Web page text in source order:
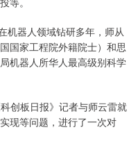
器人领域钻研多年，师从
国家工程院外籍院士）和思
机器人所华人最高级别科学
创板日报》记者与师云雷就
现等问题，进行了一次对